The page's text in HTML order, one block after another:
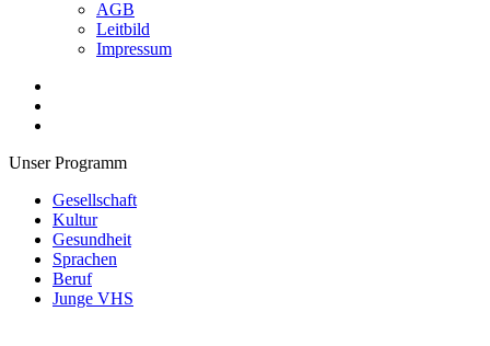
AGB
Leitbild
Impressum
Unser Programm
Gesellschaft
Kultur
Gesundheit
Sprachen
Beruf
Junge VHS